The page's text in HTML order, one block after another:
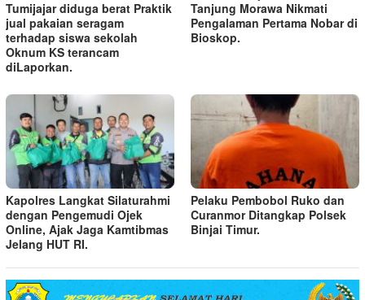
Tumijajar diduga berat Praktik
jual pakaian seragam
terhadap siswa sekolah
Oknum KS terancam
diLaporkan.
Tanjung Morawa Nikmati
Pengalaman Pertama Nobar di
Bioskop.
Kapolres Langkat Silaturahmi
dengan Pengemudi Ojek
Online, Ajak Jaga Kamtibmas
Jelang HUT RI.
Pelaku Pembobol Ruko dan
Curanmor Ditangkap Polsek
Binjai Timur.